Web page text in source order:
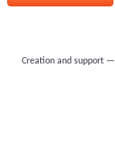
Creation and support —